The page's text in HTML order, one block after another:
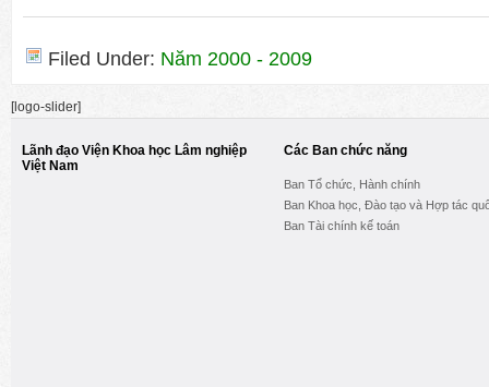
Filed Under: Năm 2000 - 2009
[logo-slider]
Lãnh đạo Viện Khoa học Lâm nghiệp
Việt Nam
Các Ban chức năng
Ban Tổ chức, Hành chính
Ban Khoa học, Đào tạo và Hợp tác
Ban Tài chính kế toán